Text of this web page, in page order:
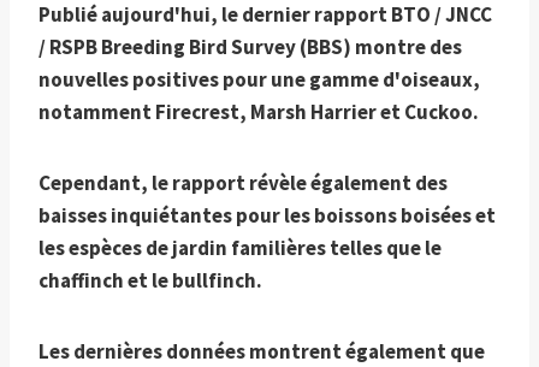
Publié aujourd'hui, le dernier rapport BTO / JNCC
/ RSPB Breeding Bird Survey (BBS) montre des
nouvelles positives pour une gamme d'oiseaux,
notamment Firecrest, Marsh Harrier et Cuckoo.
Cependant, le rapport révèle également des
baisses inquiétantes pour les boissons boisées et
les espèces de jardin familières telles que le
chaffinch et le bullfinch.
Les dernières données montrent également que